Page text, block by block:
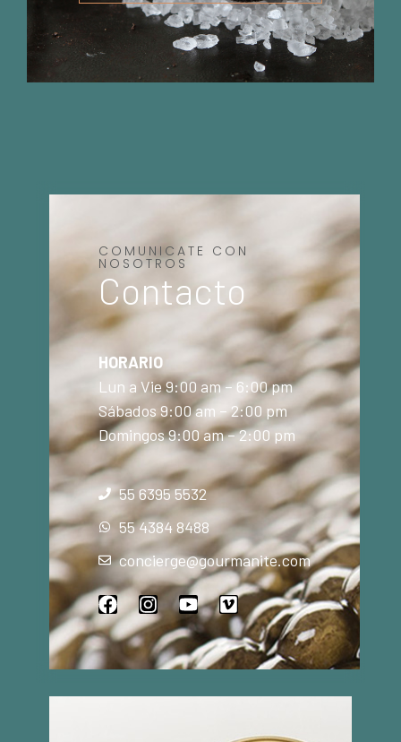
COMUNICATE CON
NOSOTROS
Contacto
HORARIO
Lun a Vie 9:00 am – 6:00 pm
Sábados 9:00 am – 2:00 pm
Domingos 9:00 am – 2:00 pm
55 6395 5532
55 4384 8488
concierge@gourmanite.com